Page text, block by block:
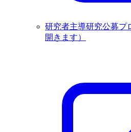
研究者主導研究公募プ
開きます）